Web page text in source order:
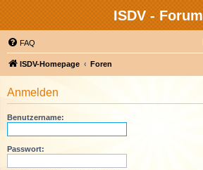
ISDV - Forum
FAQ
ISDV-Homepage Foren
Anmelden
Benutzername:
Passwort: